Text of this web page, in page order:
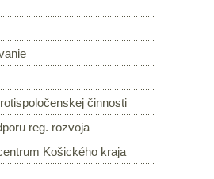
činnosti
reg. rozvoja
Košického kraja